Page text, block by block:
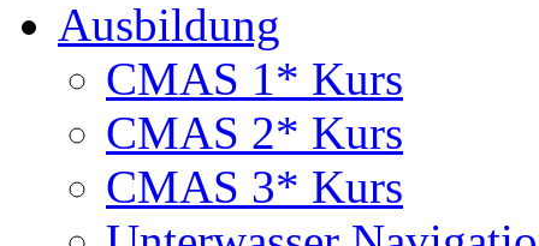
Ausbildung
CMAS 1* Kurs
CMAS 2* Kurs
CMAS 3* Kurs